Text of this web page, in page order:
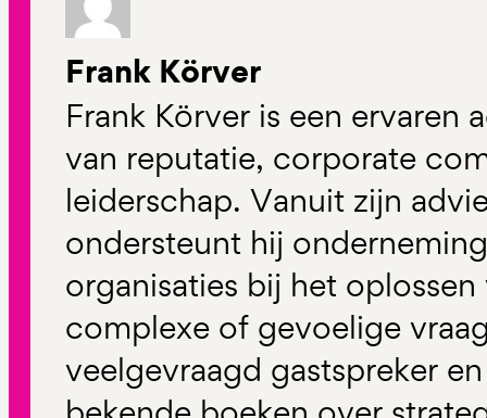
Frank Körver
Frank Körver is een ervaren
van reputatie, corporate
leiderschap. Vanuit zijn
ondersteunt hij
organisaties bij het
complexe of gevoelige
veelgevraagd gastspreker